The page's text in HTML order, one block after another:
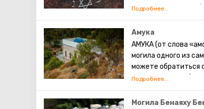
ли открывать свой
Амука
АМУКА (от слова
могила одного из
можете обратиться
спутника жизни (для
Могила Бенаяху